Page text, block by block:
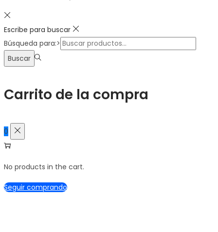
Escribe para buscar
Búsqueda para:>
Buscar
Carrito de la compra
0
No products in the cart.
Seguir comprando